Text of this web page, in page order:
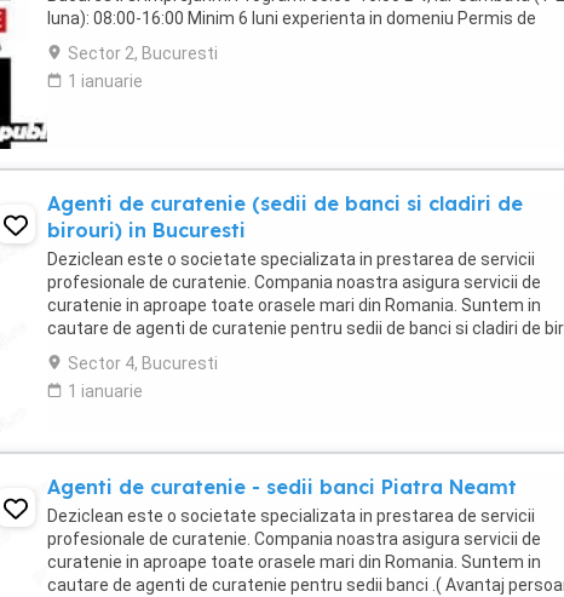
luna): 08:00-16:00 Minim 6 luni experienta in domeniu Permis de
conducere categoria B obligatoriu Masina ...
Sector 2, Bucuresti
1 ianuarie
Agenti de curatenie (sedii de banci si cladiri de
birouri) in Bucuresti
Deziclean este o societate specializata in prestarea de servicii
profesionale de curatenie. Compania noastra asigura servicii de
curatenie in aproape toate orasele mari din Romania. Suntem in
cautare de agenti de curatenie pentru sedii de banci si cladiri de
in Bucuresti. Program atat part-time, ...
Sector 4, Bucuresti
1 ianuarie
Agenti de curatenie - sedii banci Piatra Neamt
Deziclean este o societate specializata in prestarea de servicii
profesionale de curatenie. Compania noastra asigura servicii de
curatenie in aproape toate orasele mari din Romania. Suntem in
cautare de agenti de curatenie pentru sedii banci .( Avantaj